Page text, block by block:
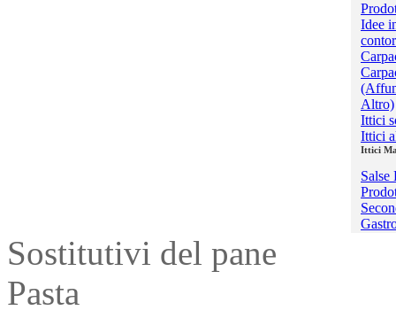
Idee
Altro)
Ittici
Ittici
Ittici
Salse
Sostitutivi del pane
Pasta